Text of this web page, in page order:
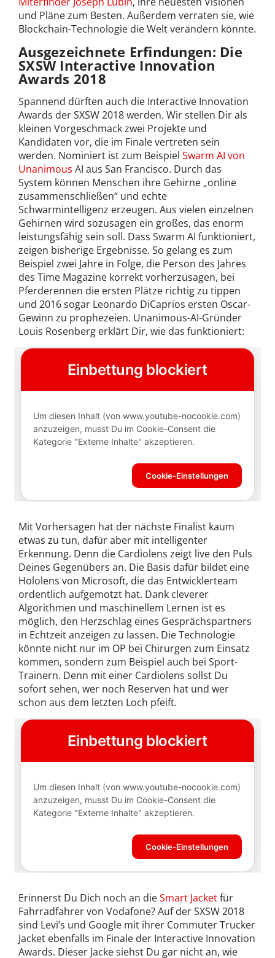
und Pläne zum Besten. Außerdem verraten sie, wie
Blockchain-Technologie die Welt verändern könnte.
Ausgezeichnete Erfindungen: Die
SXSW Interactive Innovation
Awards 2018
Spannend dürften auch die Interactive Innovation
Awards der SXSW 2018 werden. Wir stellen Dir als
kleinen Vorgeschmack zwei Projekte und
Kandidaten vor, die im Finale vertreten sein
werden. Nominiert ist zum Beispiel Swarm AI von
Unanimous AI aus San Francisco. Durch das
System können Menschen ihre Gehirne „online
zusammenschließen“ und echte
Schwarmintelligenz erzeugen. Aus vielen einzelnen
Gehirnen wird sozusagen ein großes, das enorm
leistungsfähig sein soll. Dass Swarm AI funktioniert,
zeigen bisherige Ergebnisse. So gelang es zum
Beispiel zwei Jahre in Folge, die Person des Jahres
des Time Magazine korrekt vorherzusagen, bei
Pferderennen die ersten Plätze richtig zu tippen
und 2016 sogar Leonardo DiCaprios ersten Oscar-
Gewinn zu prophezeien. Unanimous-AI-Gründer
Louis Rosenberg erklärt Dir, wie das funktioniert:
Mit Vorhersagen hat der nächste Finalist kaum
etwas zu tun, dafür aber mit intelligenter
Erkennung. Denn die Cardiolens zeigt live den Puls
Deines Gegenübers an. Die Basis dafür bildet eine
Hololens von Microsoft, die das Entwicklerteam
ordentlich aufgemotzt hat. Dank cleverer
Algorithmen und maschinellem Lernen ist es
möglich, den Herzschlag eines Gesprächspartners
in Echtzeit anzeigen zu lassen. Die Technologie
könnte nicht nur im OP bei Chirurgen zum Einsatz
kommen, sondern zum Beispiel auch bei Sport-
Trainern. Denn mit einer Cardiolens sollst Du
sofort sehen, wer noch Reserven hat und wer
schon aus dem letzten Loch pfeift.
Erinnerst Du Dich noch an dieSmart Jacketfür
Fahrradfahrer von Vodafone? Auf der SXSW 2018
sind Levi’s und Google mit ihrer Commuter Trucker
Jacket ebenfalls im Finale der Interactive Innovation
Awards. Dieser Jacke siehst Du gar nicht an, wie